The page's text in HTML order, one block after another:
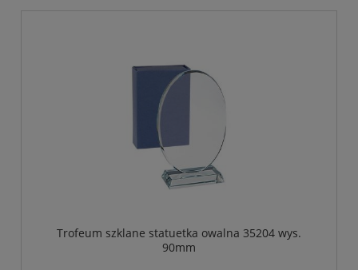
Trofeum szklane statuetka owalna 35204 wys.
90mm